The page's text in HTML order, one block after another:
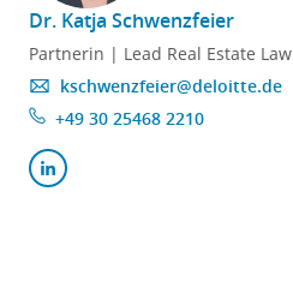
Dr. Katja Schwenzfeier
Partnerin | Lead Real Estate Law
kschwenzfeier@deloitte.de
+49 30 25468 2210